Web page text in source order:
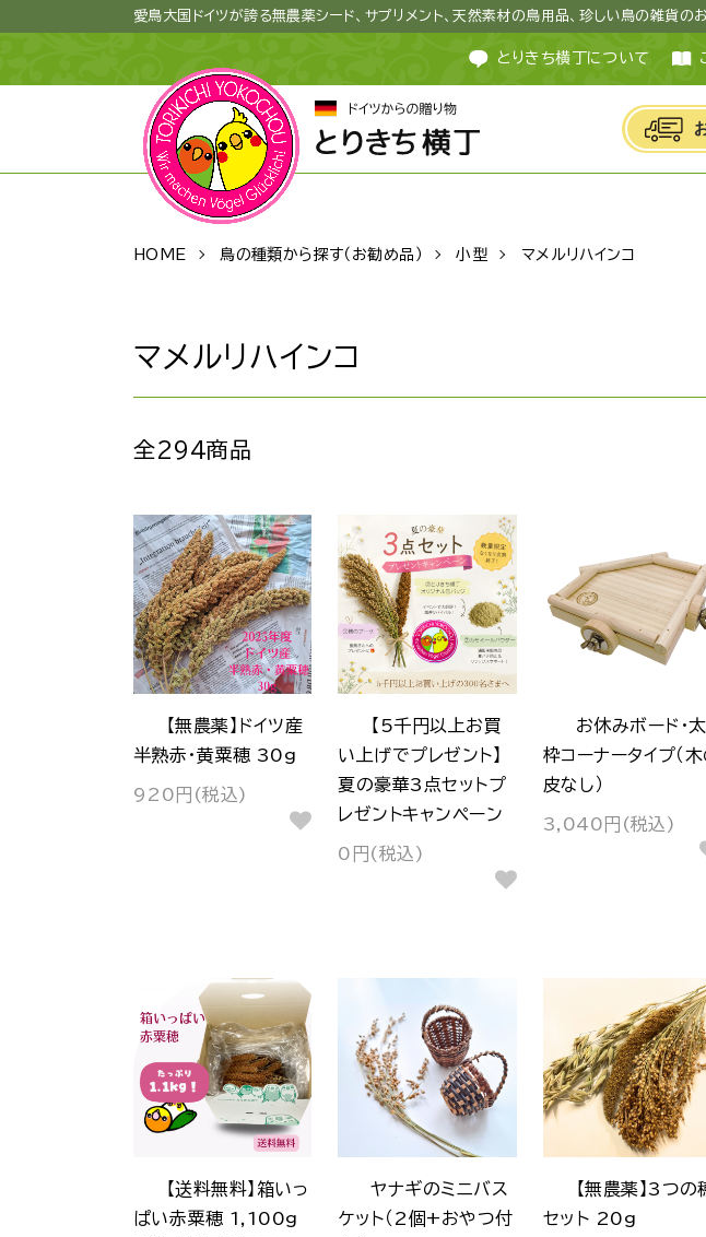
愛鳥大国ドイツが誇る無農薬シード、サプリメント、天然素材の鳥用品、珍しい鳥の雑貨の
とりきち横丁について
HOME 鳥の種類から探す（お勧め品） 小型 マメルリハインコ
マメルリハインコ
全294商品
【無農薬】ドイツ産
半熟赤・黄粟穂 30g
920円(税込)
【5千円以上お買
い上げでプレゼント】
夏の豪華3点セットプ
レゼントキャンペーン
0円(税込)
お休みボード・太
枠コーナータイプ（木
皮なし）
3,040円(税込)
【送料無料】箱いっ
ぱい赤粟穂 1,100g
ヤナギのミニバス
ケット（2個+おやつ付
【無農薬】3つの
セット 20g